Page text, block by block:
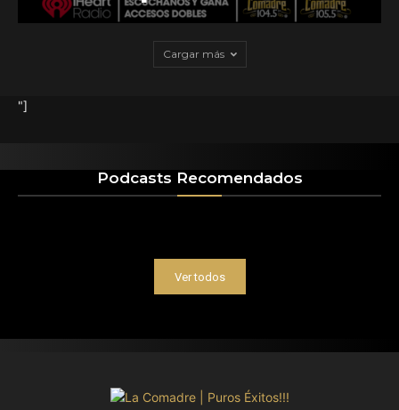
Cargar más
"]
Podcasts Recomendados
Ver todos